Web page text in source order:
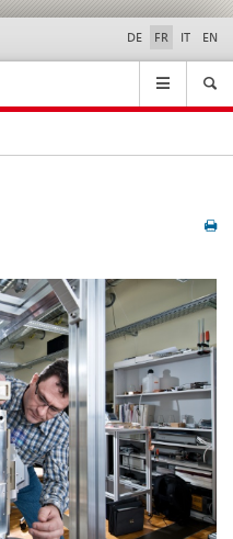
DE FR IT EN